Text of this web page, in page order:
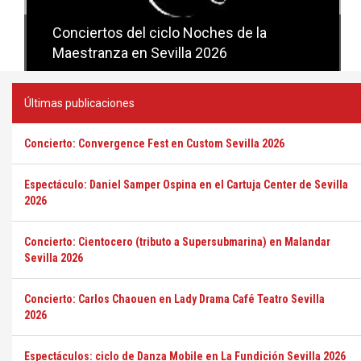
Conciertos del ciclo Candlelight en
Sevilla
Últimas publicaciones
Concierto: Convergence Fest en Custom Sevilla 2026
Espectáculo: Daniel Samper Ospina en el Cartuja Center de Sevilla
2026
Concierto: Cientocero (tributo a Supersubmarina) en Malandar
Sevilla 2026
Concierto: Carlos Chaouen en Lady Drama Café Teatro Sevilla
2026
Espectáculos: ciclo de Danza Mobile en La Fundición Sevilla 2026